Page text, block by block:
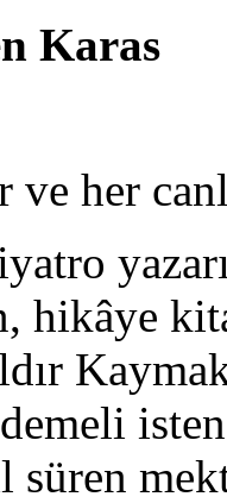
Karas
her
hikâye
süren